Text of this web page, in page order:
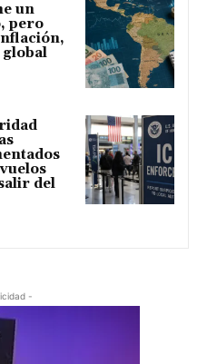
un
pero
del
-